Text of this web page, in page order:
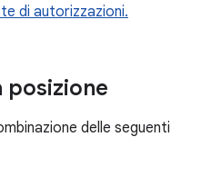
di autorizzazioni.
posizione
delle seguenti